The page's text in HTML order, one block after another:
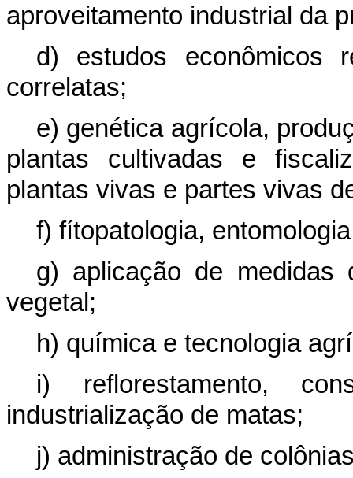
aproveitamento industrial da
d) estudos econômicos
correlatas;
e) genética agrícola,
plantas cultivadas e
plantas vivas e partes vivas
f) fítopatologia,
g) aplicação de medidas
vegetal;
h) química e tecnologia
i) reflorestamento,
industrialização de matas;
j) administração de